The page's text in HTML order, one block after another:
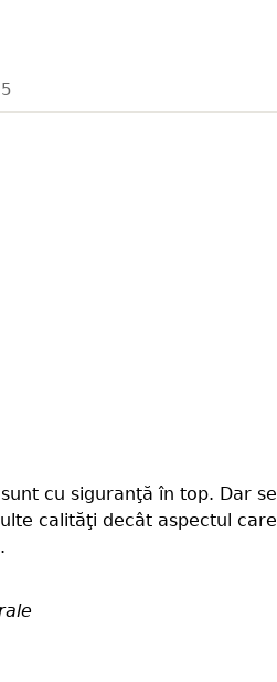
cu siguranţă în top. Dar se
calităţi decât aspectul care